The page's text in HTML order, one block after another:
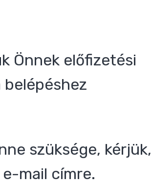
Önnek előfizetési
szüksége, kérjük,
e-mail címre.